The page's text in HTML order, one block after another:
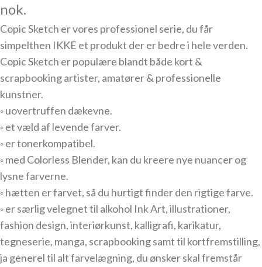
nok.
Copic Sketch er vores professionel serie, du får
simpelthen IKKE et produkt der er bedre i hele verden.
Copic Sketch er populære blandt både kort &
scrapbooking artister, amatører & professionelle
kunstner.
◦ uovertruffen dækevne.
◦ et væld af levende farver.
◦ er tonerkompatibel.
◦ med Colorless Blender, kan du kreere nye nuancer og
lysne farverne.
◦ hætten er farvet, så du hurtigt finder den rigtige farve.
◦ er særlig velegnet til alkohol Ink Art, illustrationer,
fashion design, interiørkunst, kalligrafi, karikatur,
tegneserie, manga, scrapbooking samt til kortfremstilling,
ja generel til alt farvelægning, du ønsker skal fremstår